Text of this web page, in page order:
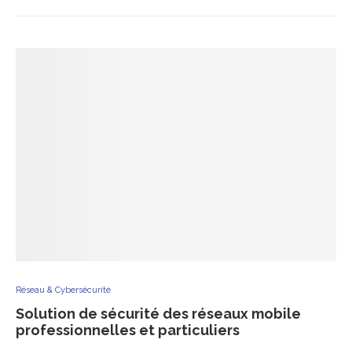
Réseau & Cybersécurité
Solution de sécurité des réseaux mobile
professionnelles et particuliers